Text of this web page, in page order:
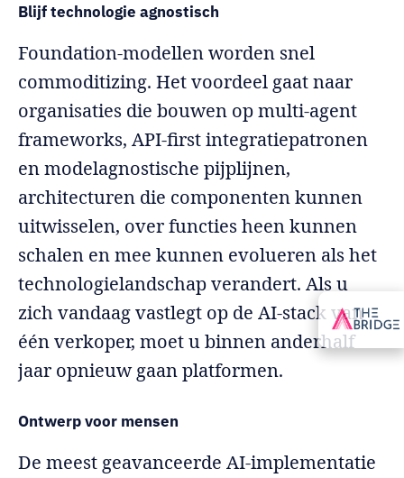
Blijf technologie agnostisch
Foundation-modellen worden snel
commoditizing. Het voordeel gaat naar
organisaties die bouwen op multi-agent
frameworks, API-first integratiepatronen
en modelagnostische pijplijnen,
architecturen die componenten kunnen
uitwisselen, over functies heen kunnen
schalen en mee kunnen evolueren als het
technologielandschap verandert. Als u
zich vandaag vastlegt op de AI-stack van
één verkoper, moet u binnen anderhalf
jaar opnieuw gaan platformen.
Ontwerp voor mensen
De meest geavanceerde AI-implementatie